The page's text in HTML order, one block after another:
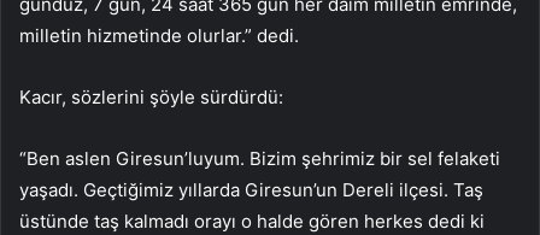
milletin hizmetinde olurlar.” dedi.
Kacır, sözlerini şöyle sürdürdü:
“Ben aslen Giresun’luyum. Bizim şehrimiz bir sel felaketi
yaşadı. Geçtiğimiz yıllarda Giresun’un Dereli ilçesi. Taş
üstünde taş kalmadı orayı o halde gören herkes dedi ki